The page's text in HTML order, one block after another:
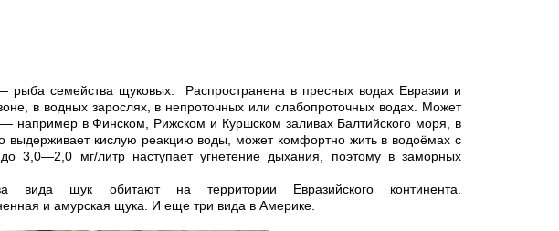
семейства щуковых. Распространена в пресных водах Евразии и
в водных зарослях, в непроточных или слабопроточных водах. Может
например в Финском, Рижском и Куршском заливах Балтийского моря, в
выдерживает кислую реакцию воды, может комфортно жить в водоёмах с
3,0—2,0 мг/литр наступает угнетение дыхания, поэтому в заморных
щук обитают на территории Евразийского континента.
и амурская щука. И еще три вида в Америке.